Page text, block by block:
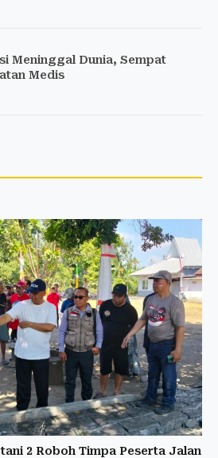
Meninggal Dunia, Sempat
Medis
2 Roboh Timpa Peserta Jalan